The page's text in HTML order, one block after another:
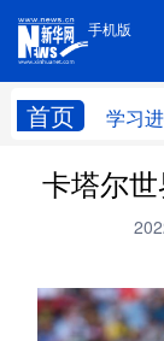
手机版
首页 学习
手机版
学习进行时
台湾
科技
卡塔尔